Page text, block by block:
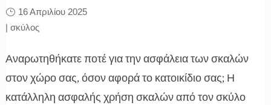
16 Απριλίου 2025
| σκύλος
Αναρωτηθήκατε ποτέ για την ασφάλεια των σκαλών
στον χώρο σας, όσον αφορά το κατοικίδιο σας; Η
κατάλληλη ασφαλής χρήση σκαλών από τον σκύλο